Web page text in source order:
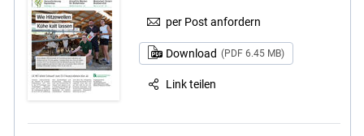
per Post anfordern
Download (PDF 6.45 MB)
Link teilen